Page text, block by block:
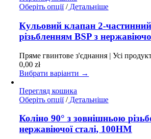
Оберіть опції Цей
має
кілька
варіантів.
можна
на
товару
/Детальніше
Кульовий клапан 2-
різьбленням BSP з
Пряме гвинтове з'єднання | Усі
0,00zł
Вибрати варіанти →
Перегляд кошика
Оберіть опції Цей
має
кілька
варіантів.
/Детальніше
Коліно 90° з зовнішньою
нержавіючої сталі, 100HM